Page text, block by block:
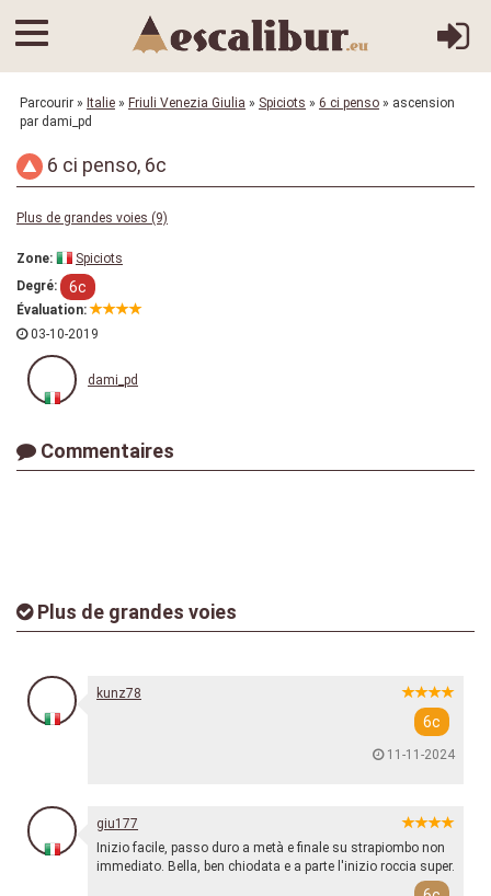
Parcourir » Italie » Friuli Venezia Giulia » Spiciots » 6 ci penso » ascension
par dami_pd
6 ci penso, 6c
Plus de grandes voies (9)
Zone:
Spiciots
Degré:
6c
Évaluation:
03-10-2019
dami_pd
Commentaires
Plus de grandes voies
kunz78
6c
11-11-2024
giu177
Inizio facile, passo duro a metà e finale su strapiombo non
immediato. Bella, ben chiodata e a parte l'inizio roccia super.